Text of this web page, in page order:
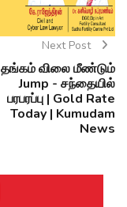
Next Post
தங்கம் விலை மீண்டும்
Jump - சந்தையில்
பரபரப்பு | Gold Rate
Today | Kumudam
News